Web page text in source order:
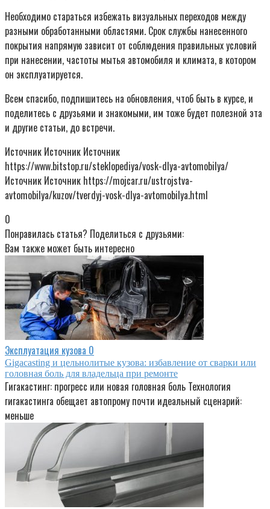
Необходимо стараться избежать визуальных переходов между
разными обработанными областями. Срок службы нанесенного
покрытия напрямую зависит от соблюдения правильных условий
при нанесении, частоты мытья автомобиля и климата, в котором
он эксплуатируется.
Всем спасибо, подпишитесь на обновления, чтоб быть в курсе, и
поделитесь с друзьями и знакомыми, им тоже будет полезной эта
и другие статьи, до встречи.
Источник Источник Источник
https://www.bitstop.ru/steklopediya/vosk-dlya-avtomobilya/
Источник Источник https://mojcar.ru/ustrojstva-
avtomobilya/kuzov/tverdyj-vosk-dlya-avtomobilya.html
0
Понравилась статья? Поделиться с друзьями:
Вам также может быть интересно
Эксплуатация кузова 0
Gigacasting и цельнолитые кузова: избавление от сварки или
головная боль для владельца при ремонте
Гигакастинг: прогресс или новая головная боль Технология
гигакастинга обещает автопрому почти идеальный сценарий:
меньше